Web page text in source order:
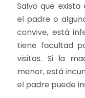
Salvo que
el padre o
convive, está
tiene facultad
visitas. Si la
menor, está
el padre puede